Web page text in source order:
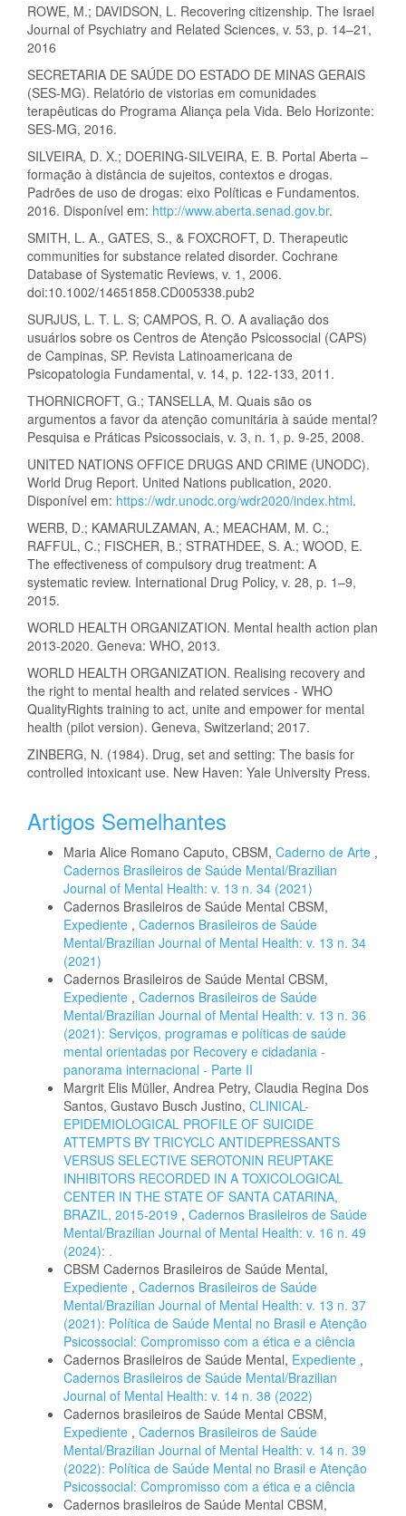
ROWE, M.; DAVIDSON, L. Recovering citizenship. The Israel
Journal of Psychiatry and Related Sciences, v. 53, p. 14–21,
2016
SECRETARIA DE SAÚDE DO ESTADO DE MINAS GERAIS
(SES-MG). Relatório de vistorias em comunidades
terapêuticas do Programa Aliança pela Vida. Belo Horizonte:
SES-MG, 2016.
SILVEIRA, D. X.; DOERING-SILVEIRA, E. B. Portal Aberta –
formação à distância de sujeitos, contextos e drogas.
Padrões de uso de drogas: eixo Políticas e Fundamentos.
2016. Disponível em: http://www.aberta.senad.gov.br.
SMITH, L. A., GATES, S., & FOXCROFT, D. Therapeutic
communities for substance related disorder. Cochrane
Database of Systematic Reviews, v. 1, 2006.
doi:10.1002/14651858.CD005338.pub2
SURJUS, L. T. L. S; CAMPOS, R. O. A avaliação dos
usuários sobre os Centros de Atenção Psicossocial (CAPS)
de Campinas, SP. Revista Latinoamericana de
Psicopatologia Fundamental, v. 14, p. 122-133, 2011.
THORNICROFT, G.; TANSELLA, M. Quais são os
argumentos a favor da atenção comunitária à saúde mental?
Pesquisa e Práticas Psicossociais, v. 3, n. 1, p. 9-25, 2008.
UNITED NATIONS OFFICE DRUGS AND CRIME (UNODC).
World Drug Report. United Nations publication, 2020.
Disponível em: https://wdr.unodc.org/wdr2020/index.html.
WERB, D.; KAMARULZAMAN, A.; MEACHAM, M. C.;
RAFFUL, C.; FISCHER, B.; STRATHDEE, S. A.; WOOD, E.
The effectiveness of compulsory drug treatment: A
systematic review. International Drug Policy, v. 28, p. 1–9,
2015.
WORLD HEALTH ORGANIZATION. Mental health action plan
2013-2020. Geneva: WHO, 2013.
WORLD HEALTH ORGANIZATION. Realising recovery and
the right to mental health and related services - WHO
QualityRights training to act, unite and empower for mental
health (pilot version). Geneva, Switzerland; 2017.
ZINBERG, N. (1984). Drug, set and setting: The basis for
controlled intoxicant use. New Haven: Yale University Press.
Artigos Semelhantes
Maria Alice Romano Caputo, CBSM, Caderno de Arte ,
Cadernos Brasileiros de Saúde Mental/Brazilian
Journal of Mental Health: v. 13 n. 34 (2021)
Cadernos Brasileiros de Saúde Mental CBSM,
Expediente , Cadernos Brasileiros de Saúde
Mental/Brazilian Journal of Mental Health: v. 13 n. 34
(2021)
Cadernos Brasileiros de Saúde Mental CBSM,
Expediente , Cadernos Brasileiros de Saúde
Mental/Brazilian Journal of Mental Health: v. 13 n. 36
(2021): Serviços, programas e políticas de saúde
mental orientadas por Recovery e cidadania -
panorama internacional - Parte II
Margrit Elis Müller, Andrea Petry, Claudia Regina Dos
Santos, Gustavo Busch Justino, CLINICAL-
EPIDEMIOLOGICAL PROFILE OF SUICIDE
ATTEMPTS BY TRICYCLC ANTIDEPRESSANTS
VERSUS SELECTIVE SEROTONIN REUPTAKE
INHIBITORS RECORDED IN A TOXICOLOGICAL
CENTER IN THE STATE OF SANTA CATARINA,
BRAZIL, 2015-2019 , Cadernos Brasileiros de Saúde
Mental/Brazilian Journal of Mental Health: v. 16 n. 49
(2024): .
CBSM Cadernos Brasileiros de Saúde Mental,
Expediente , Cadernos Brasileiros de Saúde
Mental/Brazilian Journal of Mental Health: v. 13 n. 37
(2021): Política de Saúde Mental no Brasil e Atenção
Psicossocial: Compromisso com a ética e a ciência
Cadernos Brasileiros de Saúde Mental, Expediente ,
Cadernos Brasileiros de Saúde Mental/Brazilian
Journal of Mental Health: v. 14 n. 38 (2022)
Cadernos brasileiros de Saúde Mental CBSM,
Expediente , Cadernos Brasileiros de Saúde
Mental/Brazilian Journal of Mental Health: v. 14 n. 39
(2022): Política de Saúde Mental no Brasil e Atenção
Psicossocial: Compromisso com a ética e a ciência
Cadernos brasileiros de Saúde Mental CBSM,